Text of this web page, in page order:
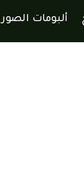
ألبومات الصور